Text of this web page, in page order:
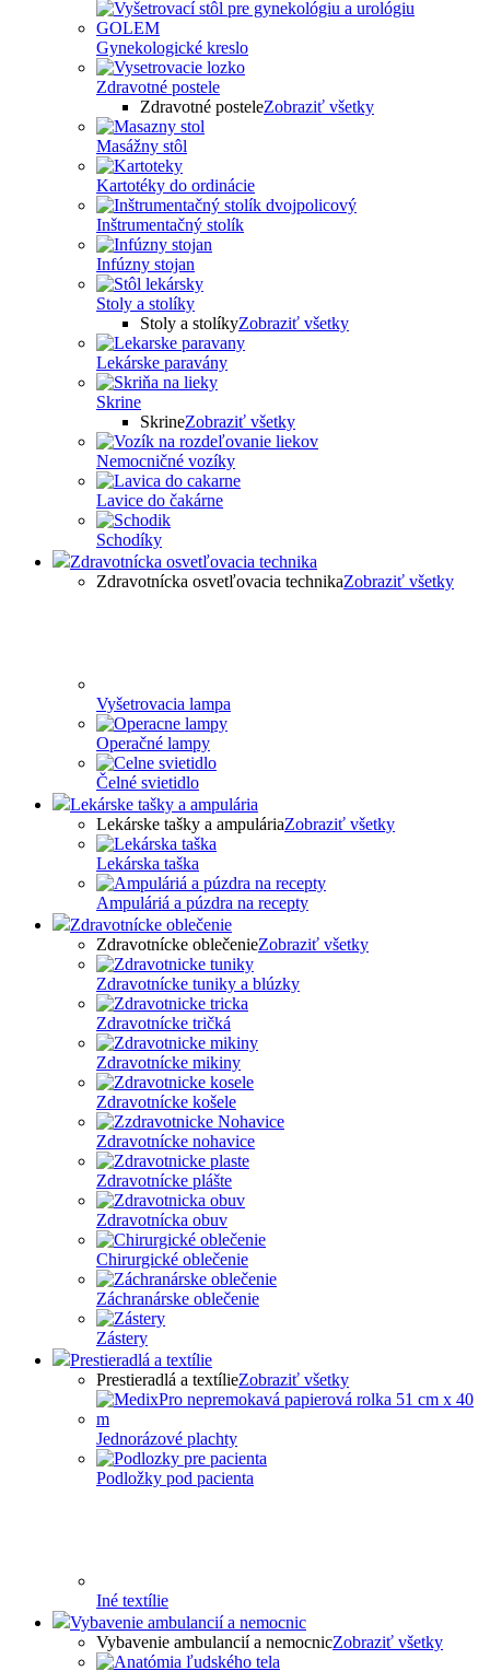
Gynekologické kreslo
Zdravotné postele
Zdravotné posteleZobraziť všetky
Masážny stôl
Kartotéky do ordinácie
Inštrumentačný stolík
Infúzny stojan
Stoly a stolíky
Stoly a stolíkyZobraziť všetky
Lekárske paravány
Skrine
SkrineZobraziť všetky
Nemocničné vozíky
Lavice do čakárne
Schodíky
Zdravotnícka osvetľovacia technika
Zdravotnícka osvetľovacia technikaZobraziť všetky
Vyšetrovacia lampa
Operačné lampy
Čelné svietidlo
Lekárske tašky a ampulária
Lekárske tašky a ampuláriaZobraziť všetky
Lekárska taška
Ampuláriá a púzdra na recepty
Zdravotnícke oblečenie
Zdravotnícke oblečenieZobraziť všetky
Zdravotnícke tuniky a blúzky
Zdravotnícke tričká
Zdravotnícke mikiny
Zdravotnícke košele
Zdravotnícke nohavice
Zdravotnícke plášte
Zdravotnícka obuv
Chirurgické oblečenie
Záchranárske oblečenie
Zástery
Prestieradlá a textílie
Prestieradlá a textílieZobraziť všetky
Jednorázové plachty
Podložky pod pacienta
Iné textílie
Vybavenie ambulancií a nemocnic
Vybavenie ambulancií a nemocnicZobraziť všetky